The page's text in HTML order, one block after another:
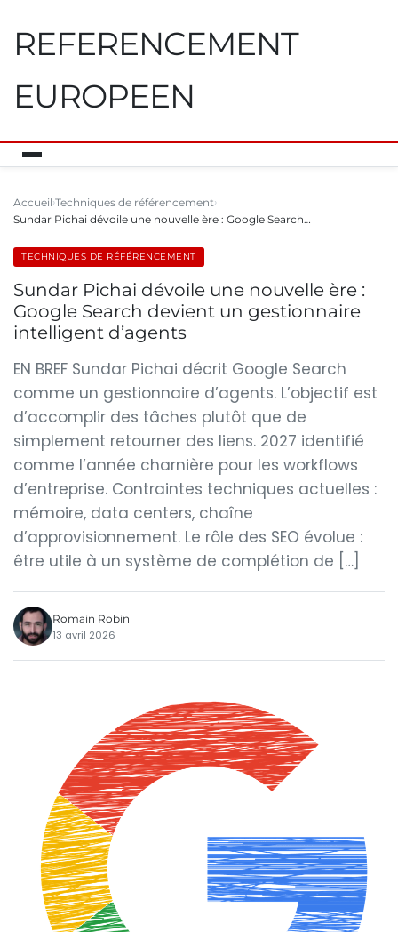
REFERENCEMENT
EUROPEEN
Accueil Techniques de référencement
Sundar Pichai dévoile une nouvelle ère : Google Search…
TECHNIQUES DE RÉFÉRENCEMENT
Sundar Pichai dévoile une nouvelle ère :
Google Search devient un gestionnaire
intelligent d’agents
EN BREF Sundar Pichai décrit Google Search
comme un gestionnaire d’agents. L’objectif est
d’accomplir des tâches plutôt que de
simplement retourner des liens. 2027 identifié
comme l’année charnière pour les workflows
d’entreprise. Contraintes techniques actuelles :
mémoire, data centers, chaîne
d’approvisionnement. Le rôle des SEO évolue :
être utile à un système de complétion de […]
Romain Robin
13 avril 2026